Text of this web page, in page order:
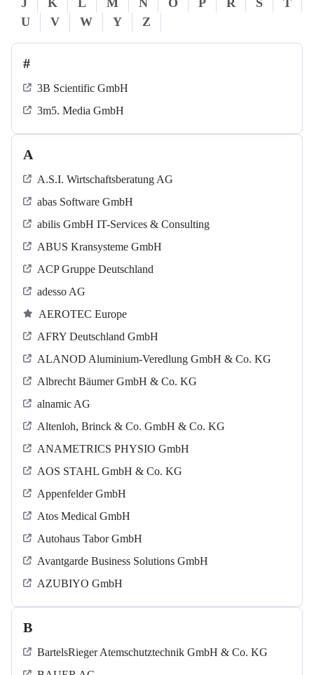
J
K L M N O P R S
T
U
V W Y Z
#
3B Scientific GmbH
3m5. Media GmbH
A
A.S.I. Wirtschaftsberatung AG
abas Software GmbH
abilis GmbH IT-Services & Consulting
ABUS Kransysteme GmbH
ACP Gruppe Deutschland
adesso AG
AEROTEC Europe
AFRY Deutschland GmbH
ALANOD Aluminium-Veredlung GmbH & Co. KG
Albrecht Bäumer GmbH & Co. KG
alnamic AG
Altenloh, Brinck & Co. GmbH & Co. KG
ANAMETRICS PHYSIO GmbH
AOS STAHL GmbH & Co. KG
Appenfelder GmbH
Atos Medical GmbH
Autohaus Tabor GmbH
Avantgarde Business Solutions GmbH
AZUBIYO GmbH
B
BartelsRieger Atemschutztechnik GmbH & Co. KG